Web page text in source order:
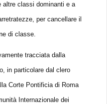
altre classi dominanti e a
per cancellare il
di classe.
tracciata dalla
in particolare dal clero
Corte Pontificia di Roma
Internazionale dei